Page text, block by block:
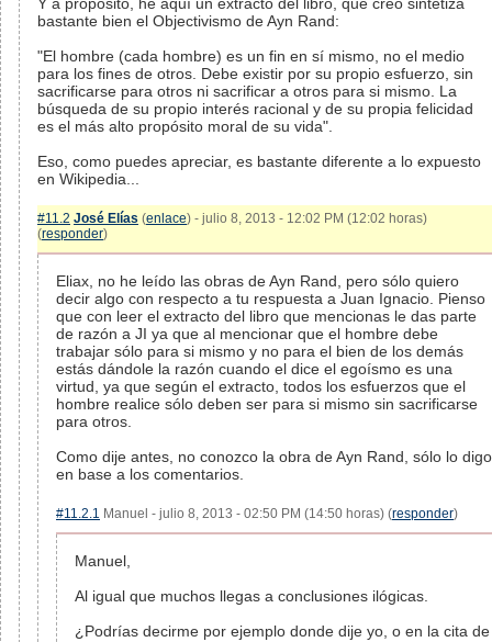
bastante bien el Objectivismo de Ayn Rand:
"El hombre (cada hombre) es un fin en sí mismo, no el medio
para los fines de otros. Debe existir por su propio esfuerzo, sin
sacrificarse para otros ni sacrificar a otros para si mismo. La
búsqueda de su propio interés racional y de su propia felicidad
es el más alto propósito moral de su vida".
Eso, como puedes apreciar, es bastante diferente a lo expuesto
en Wikipedia...
#11.2 José Elías (enlace) - julio 8, 2013 - 12:02 PM (12:02 horas)
(responder)
Eliax, no he leído las obras de Ayn Rand, pero sólo quiero
decir algo con respecto a tu respuesta a Juan Ignacio. Pienso
que con leer el extracto del libro que mencionas le das parte
de razón a JI ya que al mencionar que el hombre debe
trabajar sólo para si mismo y no para el bien de los demás
estás dándole la razón cuando el dice el egoísmo es una
virtud, ya que según el extracto, todos los esfuerzos que el
hombre realice sólo deben ser para si mismo sin sacrificarse
para otros.
Como dije antes, no conozco la obra de Ayn Rand, sólo lo digo
en base a los comentarios.
#11.2.1 Manuel - julio 8, 2013 - 02:50 PM (14:50 horas) (responder)
Manuel,
Al igual que muchos llegas a conclusiones ilógicas.
¿Podrías decirme por ejemplo donde dije yo, o en la cita de